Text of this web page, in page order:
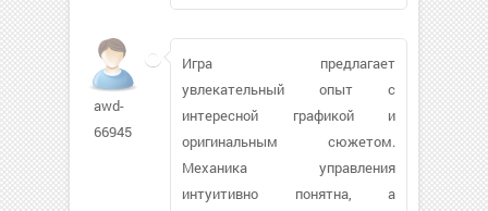
awd-
66945
Игра предлагает
увлекательный опыт с
интересной графикой и
оригинальным сюжетом.
Механика управления
интуитивно понятна, а